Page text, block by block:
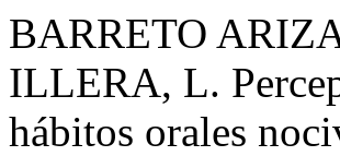
BARRETO
ILLERA, L.
hábitos orales